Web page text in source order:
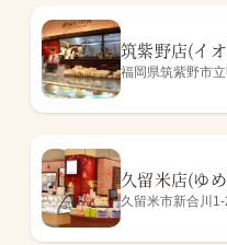
筑紫野店(イ
福岡県筑紫野市
久留米店(ゆ
久留米市新合川